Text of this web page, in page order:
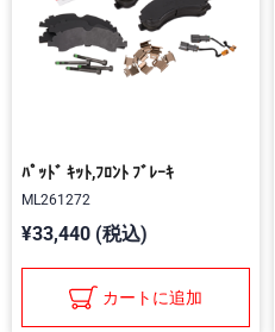
ﾊﾟｯﾄﾞ ｷｯﾄ,ﾌﾛﾝﾄ ﾌﾞﾚｰｷ
ML261272
¥33,440 (税込)
カートに追加